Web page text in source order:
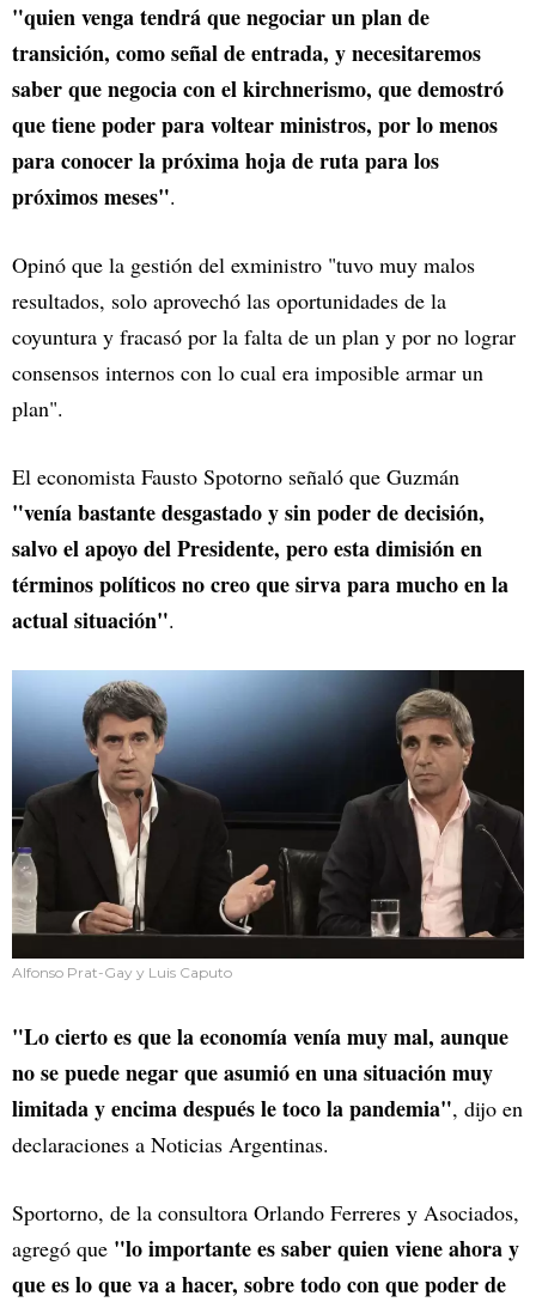
"quien venga tendrá que negociar un plan de
transición, como señal de entrada, y necesitaremos
saber que negocia con el kirchnerismo, que demostró
que tiene poder para voltear ministros, por lo menos
para conocer la próxima hoja de ruta para los
próximos meses".
Opinó que la gestión del exministro "tuvo muy malos
resultados, solo aprovechó las oportunidades de la
coyuntura y fracasó por la falta de un plan y por no lograr
consensos internos con lo cual era imposible armar un
plan".
El economista Fausto Spotorno señaló que Guzmán
"venía bastante desgastado y sin poder de decisión,
salvo el apoyo del Presidente, pero esta dimisión en
términos políticos no creo que sirva para mucho en la
actual situación".
Alfonso Prat-Gay y Luis Caputo
"Lo cierto es que la economía venía muy mal, aunque
no se puede negar que asumió en una situación muy
limitada y encima después le toco la pandemia", dijo en
declaraciones a Noticias Argentinas.
Sportorno, de la consultora Orlando Ferreres y Asociados,
agregó que "lo importante es saber quien viene ahora y
que es lo que va a hacer, sobre todo con que poder de